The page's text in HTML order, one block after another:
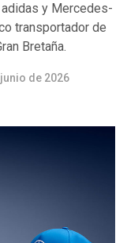
y Mercedes-
transportador de
Bretaña.
de 2026